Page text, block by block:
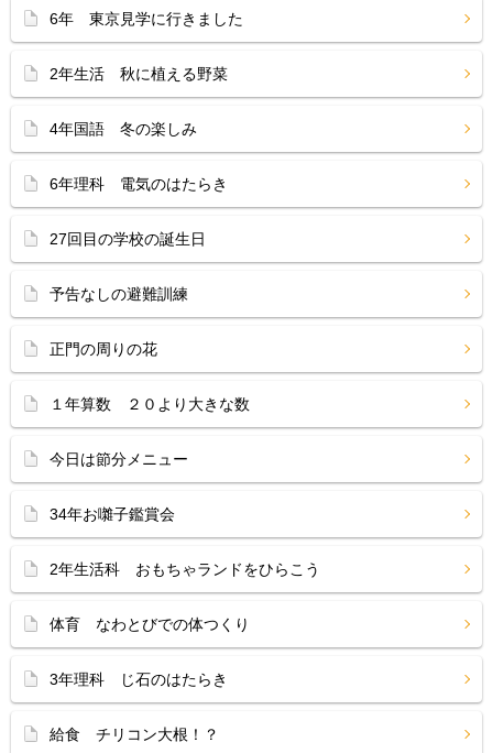
6年 東京見学に行きました
2年生活 秋に植える野菜
4年国語 冬の楽しみ
6年理科 電気のはたらき
27回目の学校の誕生日
予告なしの避難訓練
正門の周りの花
１年算数 ２０より大きな数
今日は節分メニュー
34年お囃子鑑賞会
2年生活科 おもちゃランドをひらこう
体育 なわとびでの体つくり
3年理科 じ石のはたらき
給食 チリコン大根！？